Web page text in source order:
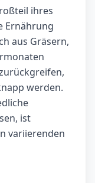
ihres
Ernährung
aus Gräsern,
werden.
ist
variierenden